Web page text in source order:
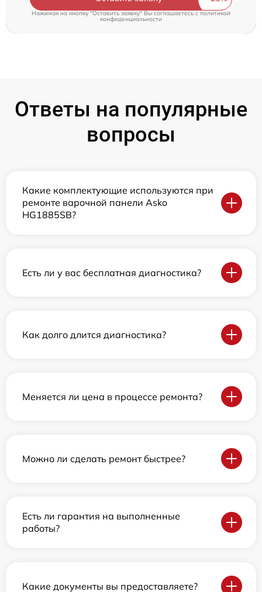
Нажимая на кнопку "Оставить заявку" Вы соглашаетесь c политикой
конфиденциальности
Ответы на популярные
вопросы
Какие комплектующие используются при
ремонте варочной панели Asko
HG1885SB?
Есть ли у вас бесплатная диагностика?
Как долго длится диагностика?
Меняется ли цена в процессе ремонта?
Можно ли сделать ремонт быстрее?
Есть ли гарантия на выполненные
работы?
Какие документы вы предоставляете?